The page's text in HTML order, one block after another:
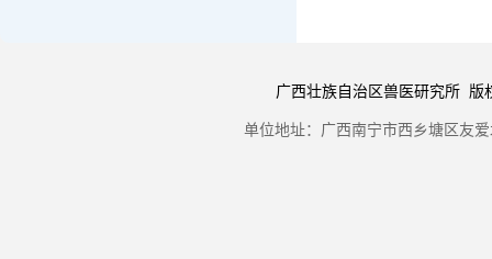
广西壮族自治区兽医研究所 版
单位地址：广西南宁市西乡塘区友